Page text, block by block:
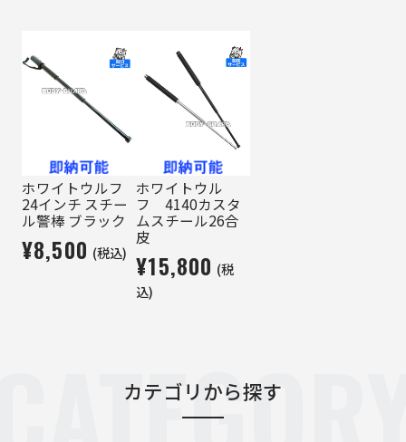
ホワイトウルフ
24インチ スチー
ル警棒 ブラック
¥8,500 (税込)
ホワイトウル
フ 4140カスタ
ムスチール26合
皮
¥15,800 (税
込)
カテゴリから探す